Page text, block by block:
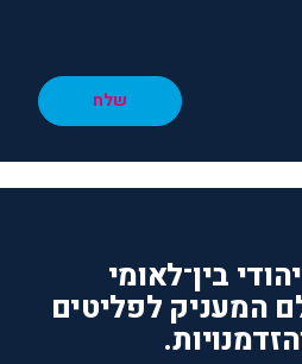
שלח
בין־לאומי
המעניק לפליטים